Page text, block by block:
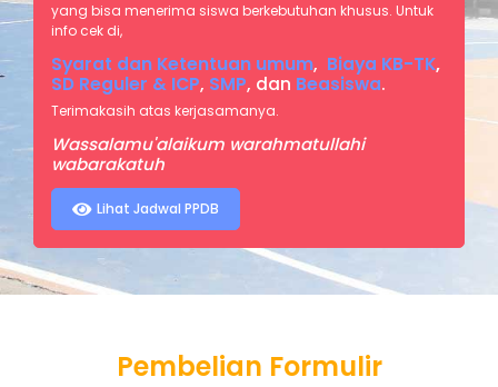
yang bisa menerima siswa berkebutuhan khusus. Untuk
info cek di,
Syarat dan Ketentuan umum, Biaya KB-TK,
SD Reguler & ICP, SMP, dan Beasiswa.
Terimakasih atas kerjasamanya.
Wassalamu'alaikum warahmatullahi
wabarakatuh
Lihat Jadwal PPDB
Pembelian Formulir